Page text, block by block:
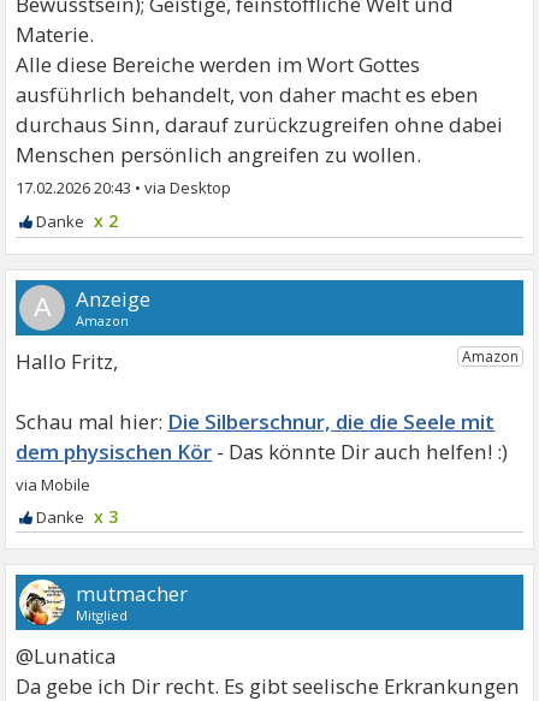
Materie.
Alle diese Bereiche werden im Wort Gottes
ausführlich behandelt, von daher macht es eben
durchaus Sinn, darauf zurückzugreifen ohne dabei
Menschen persönlich angreifen zu wollen.
17.02.2026 20:43 •
x 2
A
Hallo Fritz,
Die Silberschnur, die die Seele mit
dem physischen Kör
x 3
mutmacher
Mitglied
@Lunatica
Da gebe ich Dir recht. Es gibt seelische Erkrankungen